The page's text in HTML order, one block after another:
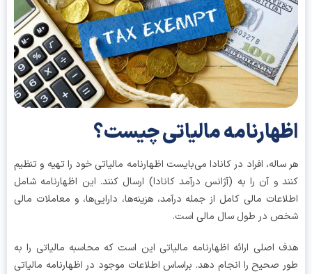
مالیاتی چیست؟
افراد در کانادا می‌بایست اظهارنامه مالیاتی خود را تهیه و تنظیم
و آن را به (آژانس درآمد کانادا) ارسال کنند. این اظهارنامه شامل
مالی کامل از جمله درآمد، هزینه‌ها، دارایی‌ها، و معاملات مالی
در طول سال مالی است.
اصلی ارائه اظهارنامه مالیاتی این است که محاسبه مالیاتی را به
صحیح را انجام دهد. براساس اطلاعات موجود در اظهارنامه مالیاتی